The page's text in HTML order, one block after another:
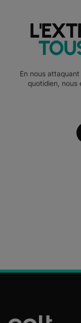
En nous
quotidien, nous